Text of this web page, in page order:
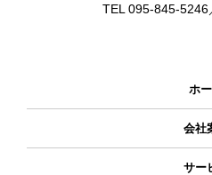
TEL 095-845-
ホ
会社
サー